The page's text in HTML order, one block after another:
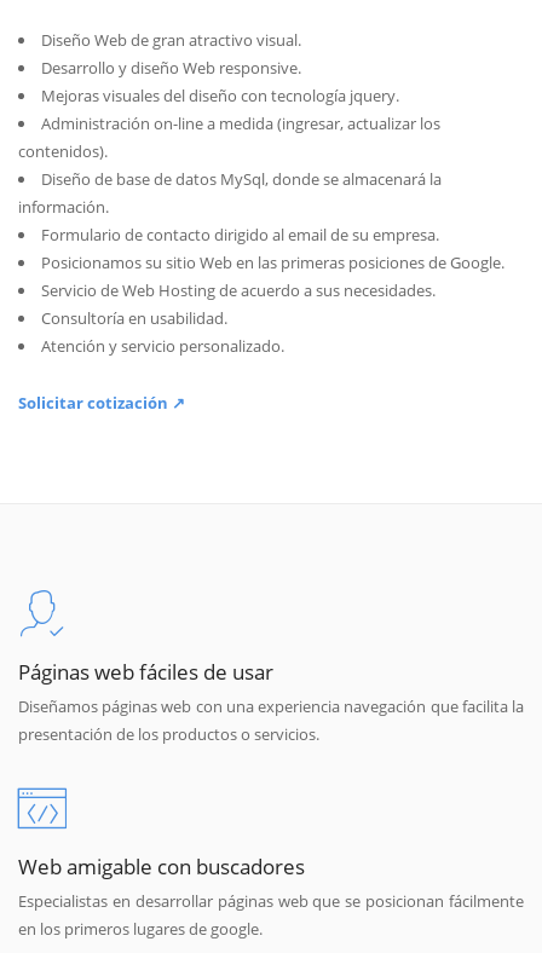
Diseño Web de gran atractivo visual.
Desarrollo y diseño Web responsive.
Mejoras visuales del diseño con tecnología jquery.
Administración on-line a medida (ingresar, actualizar los
contenidos).
Diseño de base de datos MySql, donde se almacenará la
información.
Formulario de contacto dirigido al email de su empresa.
Posicionamos su sitio Web en las primeras posiciones de Google.
Servicio de Web Hosting de acuerdo a sus necesidades.
Consultoría en usabilidad.
Atención y servicio personalizado.
Solicitar cotización ↗
Páginas web fáciles de usar
Diseñamos páginas web con una experiencia navegación que facilita la
presentación de los productos o servicios.
Web amigable con buscadores
Especialistas en desarrollar páginas web que se posicionan fácilmente
en los primeros lugares de google.